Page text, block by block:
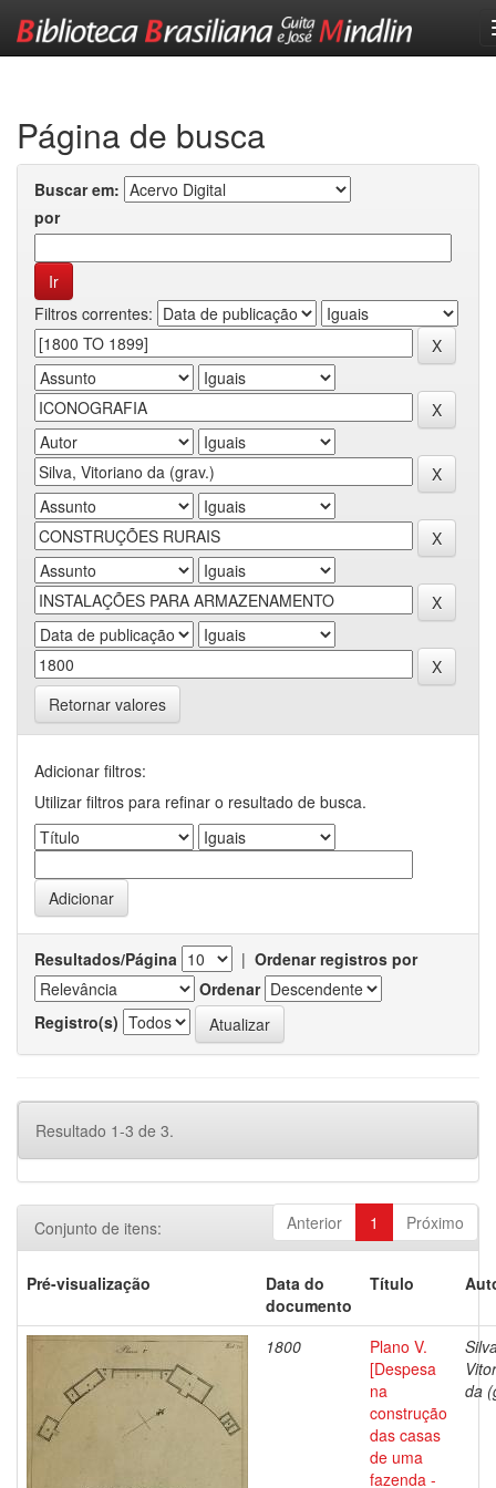
Página de busca
Buscar em:
por
Filtros correntes:
Retornar valores
Adicionar filtros:
Utilizar filtros para refinar o resultado de busca.
Resultados/Página | Ordenar registros por
Ordenar
Registro(s)
Resultado 1-3 de 3.
Anterior 1 Próximo
Conjunto de itens:
Pré-visualização
Data do
documento
Título
1800
Plano V.
[Despesa
na
construção
das casas
de uma
fazenda -
da